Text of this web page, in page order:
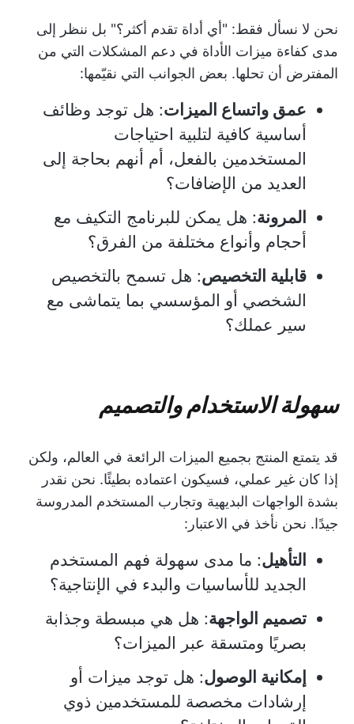
نحن لا نسأل فقط: "أي أداة تقدم أكثر؟" بل ننظر إلى
مدى كفاءة ميزات الأداة في دعم المشكلات التي من
المفترض أن تحلها. بعض الجوانب التي نقيّمها:
عمق واتساع الميزات: هل توجد وظائف
أساسية كافية لتلبية احتياجات
المستخدمين بالفعل، أم أنهم بحاجة إلى
العديد من الإضافات؟
المرونة: هل يمكن للبرنامج التكيف مع
أحجام وأنواع مختلفة من الفرق؟
قابلية التخصيص: هل تسمح بالتخصيص
الشخصي أو المؤسسي بما يتماشى مع
سير عملك؟
سهولة الاستخدام والتصميم
قد يتمتع المنتج بجميع الميزات الرائعة في العالم، ولكن
إذا كان غير عملي، فسيكون اعتماده بطيئًا. نحن نقدر
بشدة الواجهات البديهية وتجارب المستخدم المدروسة
جيدًا. نحن نأخذ في الاعتبار:
التأهيل: ما مدى سهولة فهم المستخدم
الجديد للأساسيات والبدء في الإنتاجية؟
تصميم الواجهة: هل هي مبسطة وجذابة
بصريًا ومتسقة عبر الميزات؟
إمكانية الوصول: هل توجد ميزات أو
إرشادات مخصصة للمستخدمين ذوي